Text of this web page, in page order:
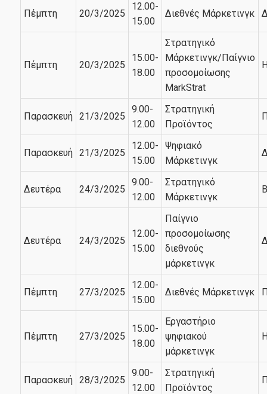
Πέμπτη 20/3/2025
12.00-
15.00
Διεθνές Μάρκετινγκ
Πέμπτη 20/3/2025
15.00-
18.00
Στρατηγικό
Μάρκετινγκ/Παίγνιο
προσομοίωσης
MarkStrat
Παρασκευή 21/3/2025
9.00-
12.00
Στρατηγική
Προϊόντος
Παρασκευή 21/3/2025
12.00-
15.00
Ψηφιακό
Μάρκετινγκ
Δευτέρα 24/3/2025
9.00-
12.00
Στρατηγικό
Μάρκετινγκ
Δευτέρα 24/3/2025
12.00-
15.00
Παίγνιο
προσομοίωσης
διεθνούς
μάρκετινγκ
Πέμπτη 27/3/2025
12.00-
15.00
Διεθνές Μάρκετινγκ
Πέμπτη 27/3/2025
15.00-
18.00
Εργαστήριο
ψηφιακού
μάρκετινγκ
Παρασκευή 28/3/2025
9.00-
12.00
Στρατηγική
Προϊόντος